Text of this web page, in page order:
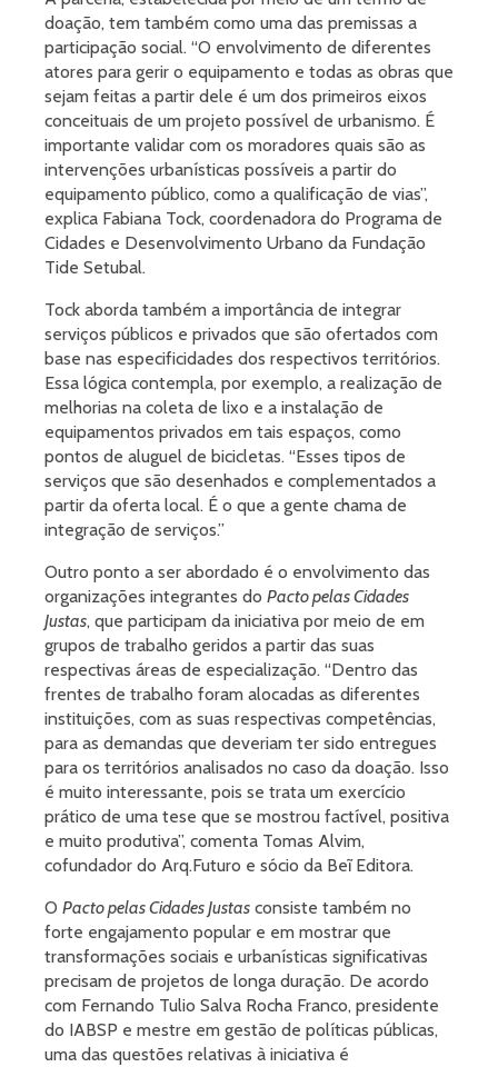
doação, tem também como uma das premissas a
participação social. “O envolvimento de diferentes
atores para gerir o equipamento e todas as obras que
sejam feitas a partir dele é um dos primeiros eixos
conceituais de um projeto possível de urbanismo. É
importante validar com os moradores quais são as
intervenções urbanísticas possíveis a partir do
equipamento público, como a qualificação de vias”,
explica Fabiana Tock, coordenadora do Programa de
Cidades e Desenvolvimento Urbano da Fundação
Tide Setubal.
Tock aborda também a importância de integrar
serviços públicos e privados que são ofertados com
base nas especificidades dos respectivos territórios.
Essa lógica contempla, por exemplo, a realização de
melhorias na coleta de lixo e a instalação de
equipamentos privados em tais espaços, como
pontos de aluguel de bicicletas. “Esses tipos de
serviços que são desenhados e complementados a
partir da oferta local. É o que a gente chama de
integração de serviços.”
Outro ponto a ser abordado é o envolvimento das
organizações integrantes do Pacto pelas Cidades
Justas, que participam da iniciativa por meio de em
grupos de trabalho geridos a partir das suas
respectivas áreas de especialização. “Dentro das
frentes de trabalho foram alocadas as diferentes
instituições, com as suas respectivas competências,
para as demandas que deveriam ter sido entregues
para os territórios analisados no caso da doação. Isso
é muito interessante, pois se trata um exercício
prático de uma tese que se mostrou factível, positiva
e muito produtiva”, comenta Tomas Alvim,
cofundador do Arq.Futuro e sócio da Beĩ Editora.
O Pacto pelas Cidades Justas consiste também no
forte engajamento popular e em mostrar que
transformações sociais e urbanísticas significativas
precisam de projetos de longa duração. De acordo
com Fernando Tulio Salva Rocha Franco, presidente
do IABSP e mestre em gestão de políticas públicas,
uma das questões relativas à iniciativa é